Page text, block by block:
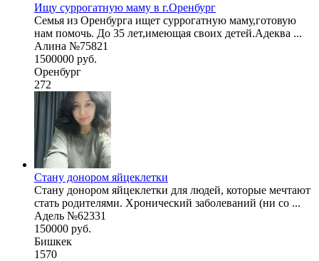
Ищу суррогатную маму в г.Оренбург
Семья из Оренбурга ищет суррогатную маму,готовую
нам помочь. До 35 лет,имеющая своих детей.Адеква ...
Алина №75821
1500000 руб.
Оренбург
272
Стану донором яйцеклетки
Стану донором яйцеклетки для людей, которые мечтают
стать родителями. Хронический заболеваний (ни со ...
Адель №62331
150000 руб.
Бишкек
1570